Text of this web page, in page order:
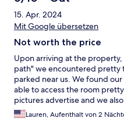
15. Apr. 2024
Mit Google übersetzen
Not worth the price
Upon arriving at the
path" we encountered pretty
parked near us. We found
able to access the room
pictures advertise and we
presence upstairs after we
getting unpacked. As we
Lauren, Aufenthalt von 2